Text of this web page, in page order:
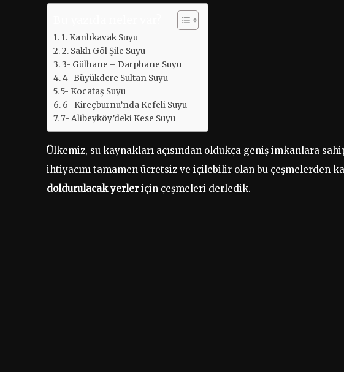
1. Kanlıkavak Suyu
2. Saklı Göl Şile Suyu
3- Gülhane – Darphane Suyu
4- Büyükdere Sultan Suyu
5- Kocataş Suyu
6- Kireçburnu’nda Kefeli Suyu
7- Alibeyköy’deki Kese Suyu
Ülkemiz, su kaynakları açısından oldukça geniş imkanlara
ihtiyacını tamamen ücretsiz ve içilebilir olan bu çeşmelerden
doldurulacak yerleriçin çeşmeleri derledik.